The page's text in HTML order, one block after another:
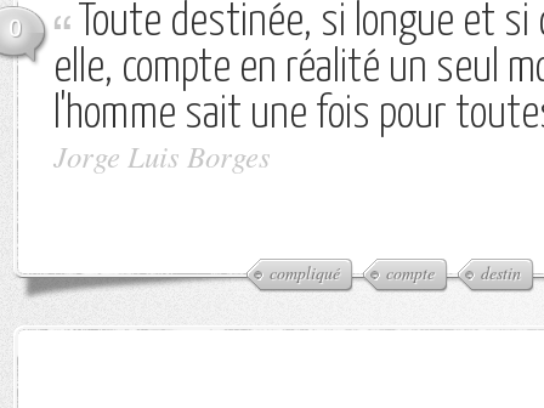
0
Toute destinée, si longue et
elle, compte en réalité un seul
l'homme sait une fois pour
Jorge Luis Borges
compliqué compte destin